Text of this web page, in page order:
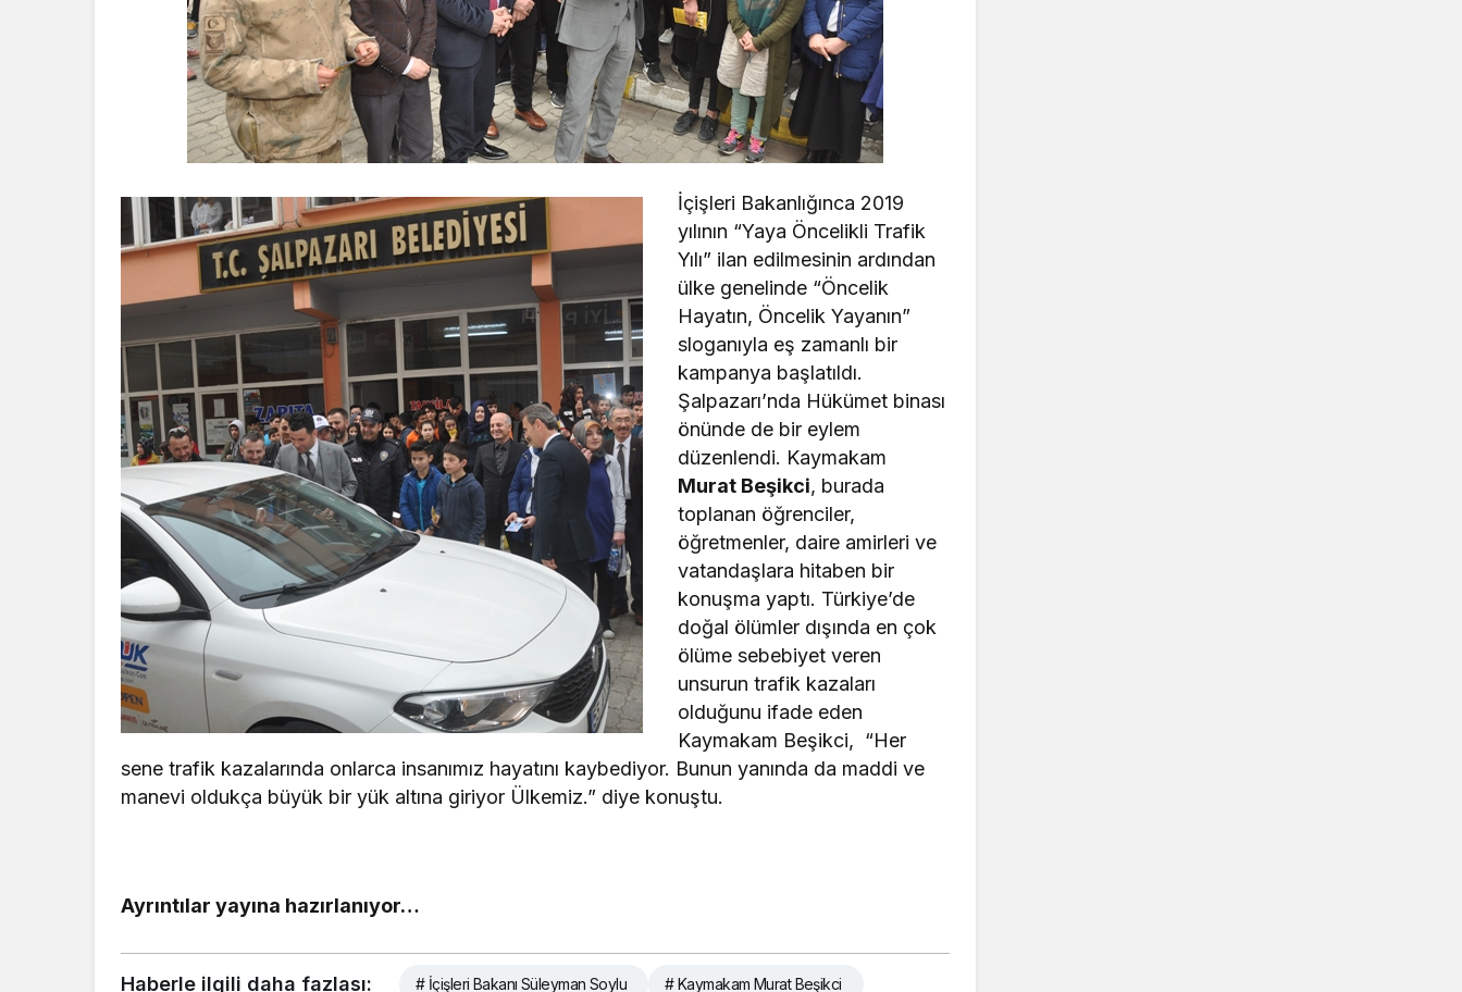
İçişleri Bakanlığınca 2019
yılının “Yaya Öncelikli Trafik
Yılı” ilan edilmesinin ardından
ülke genelinde “Öncelik
Hayatın, Öncelik Yayanın”
sloganıyla eş zamanlı bir
kampanya başlatıldı.
Şalpazarı’nda Hükümet binası
önünde de bir eylem
düzenlendi. Kaymakam
Murat Beşikci, burada
toplanan öğrenciler,
öğretmenler, daire amirleri ve
vatandaşlara hitaben bir
konuşma yaptı. Türkiye’de
doğal ölümler dışında en çok
ölüme sebebiyet veren
unsurun trafik kazaları
olduğunu ifade eden
Kaymakam Beşikci, “Her
sene trafik kazalarında onlarca insanımız hayatını kaybediyor. Bunun yanında da maddi ve
manevi oldukça büyük bir yük altına giriyor Ülkemiz.” diye konuştu.
Ayrıntılar yayına hazırlanıyor…
Haberle ilgili daha fazlası: # İçişleri Bakanı Süleyman Soylu # Kaymakam Murat Beşikci